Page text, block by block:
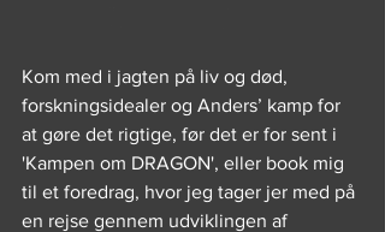
Kom med i jagten på liv og død,
forskningsidealer og Anders’ kamp for
at gøre det rigtige, før det er for sent i
'Kampen om DRAGON', eller book mig
til et foredrag, hvor jeg tager jer med på
en rejse gennem udviklingen af